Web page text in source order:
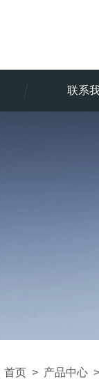
联系
首页 > 产品中心 >